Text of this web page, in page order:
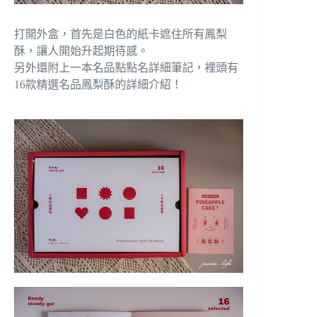
打開外盒，首先是白色的紙卡遮住所有鳳梨
酥，讓人開始升起期待感。
另外還附上一本名品點點名詳細筆記，裡頭有
16款精選名品鳳梨酥的詳細介紹！